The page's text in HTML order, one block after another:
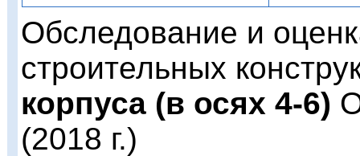
Обследование и
строительных
корпуса (в осях 4-6)
(2018 г.)